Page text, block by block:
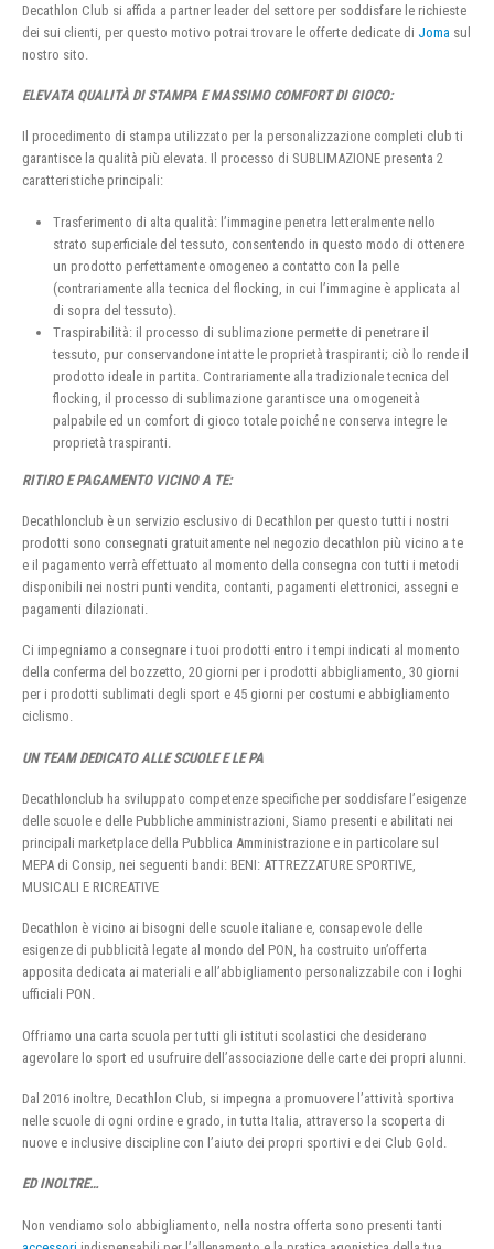
Decathlon Club si affida a partner leader del settore per soddisfare le richieste
dei sui clienti, per questo motivo potrai trovare le offerte dedicate di Joma sul
nostro sito.
ELEVATA QUALITÀ DI STAMPA E MASSIMO COMFORT DI GIOCO:
Il procedimento di stampa utilizzato per la personalizzazione completi club ti
garantisce la qualità più elevata. Il processo di SUBLIMAZIONE presenta 2
caratteristiche principali:
Trasferimento di alta qualità: l’immagine penetra letteralmente nello
strato superficiale del tessuto, consentendo in questo modo di ottenere
un prodotto perfettamente omogeneo a contatto con la pelle
(contrariamente alla tecnica del flocking, in cui l’immagine è applicata al
di sopra del tessuto).
Traspirabilità: il processo di sublimazione permette di penetrare il
tessuto, pur conservandone intatte le proprietà traspiranti; ciò lo rende il
prodotto ideale in partita. Contrariamente alla tradizionale tecnica del
flocking, il processo di sublimazione garantisce una omogeneità
palpabile ed un comfort di gioco totale poiché ne conserva integre le
proprietà traspiranti.
RITIRO E PAGAMENTO VICINO A TE:
Decathlonclub è un servizio esclusivo di Decathlon per questo tutti i nostri
prodotti sono consegnati gratuitamente nel negozio decathlon più vicino a te
e il pagamento verrà effettuato al momento della consegna con tutti i metodi
disponibili nei nostri punti vendita, contanti, pagamenti elettronici, assegni e
pagamenti dilazionati.
Ci impegniamo a consegnare i tuoi prodotti entro i tempi indicati al momento
della conferma del bozzetto, 20 giorni per i prodotti abbigliamento, 30 giorni
per i prodotti sublimati degli sport e 45 giorni per costumi e abbigliamento
ciclismo.
UN TEAM DEDICATO ALLE SCUOLE E LE PA
Decathlonclub ha sviluppato competenze specifiche per soddisfare l’esigenze
delle scuole e delle Pubbliche amministrazioni, Siamo presenti e abilitati nei
principali marketplace della Pubblica Amministrazione e in particolare sul
MEPA di Consip, nei seguenti bandi: BENI: ATTREZZATURE SPORTIVE,
MUSICALI E RICREATIVE
Decathlon è vicino ai bisogni delle scuole italiane e, consapevole delle
esigenze di pubblicità legate al mondo del PON, ha costruito un’offerta
apposita dedicata ai materiali e all’abbigliamento personalizzabile con i loghi
ufficiali PON.
Offriamo una carta scuola per tutti gli istituti scolastici che desiderano
agevolare lo sport ed usufruire dell’associazione delle carte dei propri alunni.
Dal 2016 inoltre, Decathlon Club, si impegna a promuovere l’attività sportiva
nelle scuole di ogni ordine e grado, in tutta Italia, attraverso la scoperta di
nuove e inclusive discipline con l’aiuto dei propri sportivi e dei Club Gold.
ED INOLTRE…
Non vendiamo solo abbigliamento, nella nostra offerta sono presenti tanti